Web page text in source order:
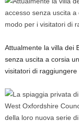
Attualmente la villa dei
senza uscita a corsia
visitatori di